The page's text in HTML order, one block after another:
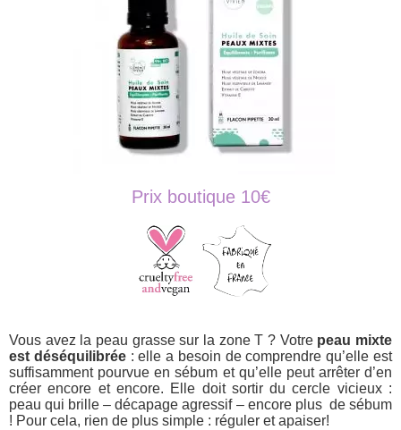
Prix boutique 10€
Vous avez la peau grasse sur la zone T ? Votrepeau mixte
est déséquilibrée: elle a besoin de comprendre qu’elle est
suffisamment pourvue en sébum et qu’elle peut arrêter d’en
créer encore et encore. Elle doit sortir du cercle vicieux :
peau qui brille – décapage agressif – encore plus de sébum
! Pour cela, rien de plus simple : réguler et apaiser!